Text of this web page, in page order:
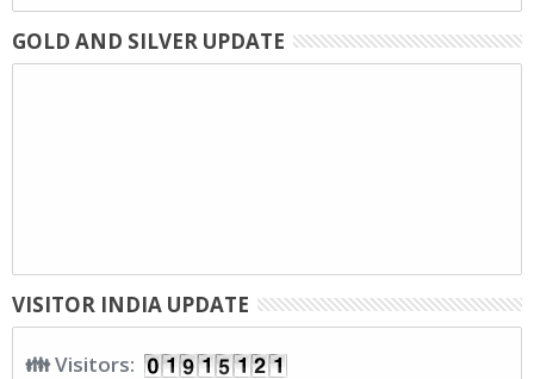
GOLD AND SILVER UPDATE
VISITOR INDIA UPDATE
👪 Visitors: